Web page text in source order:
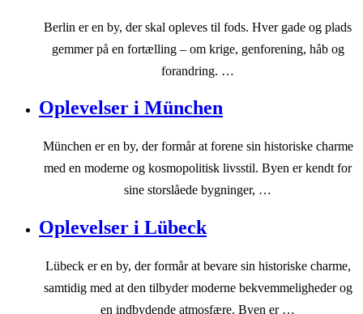
Berlin er en by, der skal opleves til fods. Hver gade og plads
gemmer på en fortælling – om krige, genforening, håb og
forandring. …
Oplevelser i München
München er en by, der formår at forene sin historiske charme
med en moderne og kosmopolitisk livsstil. Byen er kendt for
sine storslåede bygninger, …
Oplevelser i Lübeck
Lübeck er en by, der formår at bevare sin historiske charme,
samtidig med at den tilbyder moderne bekvemmeligheder og
en indbydende atmosfære. Byen er …